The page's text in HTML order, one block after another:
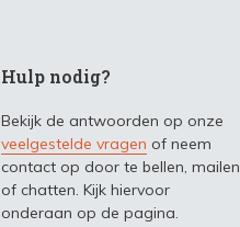
Hulp nodig?
Bekijk de antwoorden op onze
veelgestelde vragen of neem
contact op door te bellen, mailen
of chatten. Kijk hiervoor
onderaan op de pagina.